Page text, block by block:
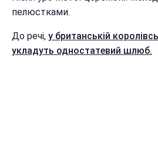
пелюстками.
До речі, у британській
укладуть одностатевий шлюб.